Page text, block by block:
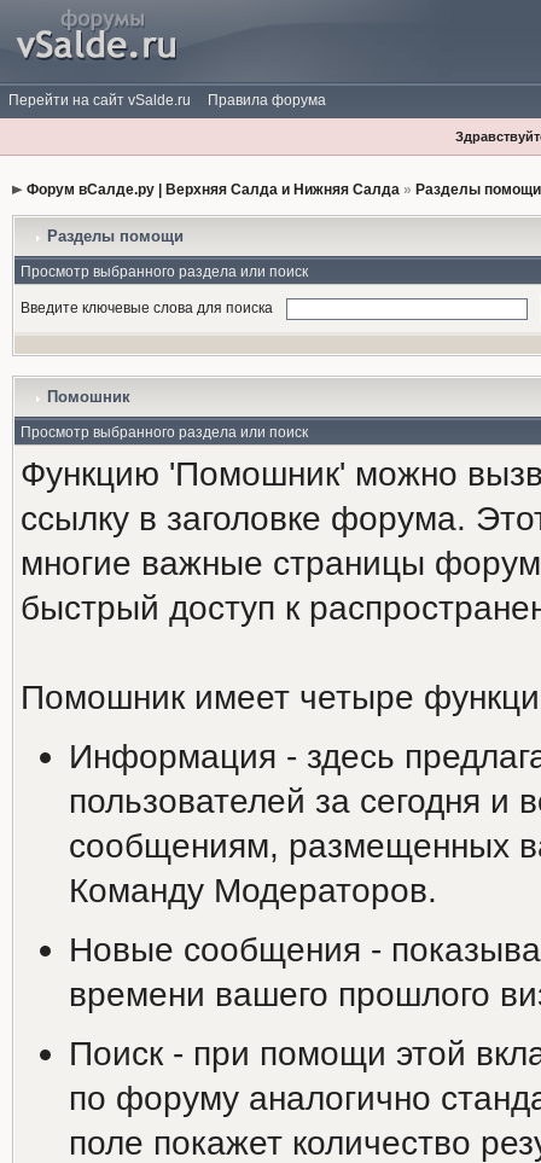
Перейти на сайт vSalde.ru Правила форума
Форум вСалде.ру | Верхняя Салда и Нижняя Салда» Разделы
Разделы помощи
Просмотр выбранного раздела или поиск
Введите ключевые слова для поиска
Помошник
Просмотр выбранного раздела или поиск
Функцию 'Помошник' можно
ссылку в заголовке форума.
многие важные страницы
быстрый доступ к
Помошник имеет четыре
Информация - здесь
пользователей за сегодня
сообщениям, размещенных
Команду Модераторов.
Новые сообщения -
времени вашего прошлого
Поиск - при помощи этой
по форуму аналогично
поле покажет количество